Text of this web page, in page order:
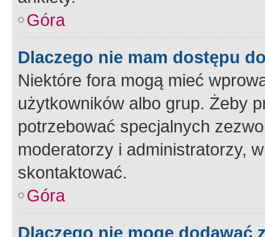
Góra
Dlaczego nie mam dostępu
Niektóre fora mogą mieć
użytkowników albo grup. Żeby
potrzebować specjalnych
moderatorzy i administratorzy,
skontaktować.
Góra
Dlaczego nie mogę dodawać